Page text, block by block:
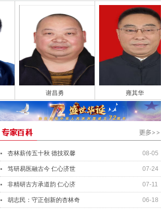
谢昌勇 雍其华
08-05
杏林薪传五十秋 德技双馨
07-24
笃研易医融古今 仁心济世
07-11
非精研古方承道韵 仁心济
06-18
胡志民：守正创新的杏林奇